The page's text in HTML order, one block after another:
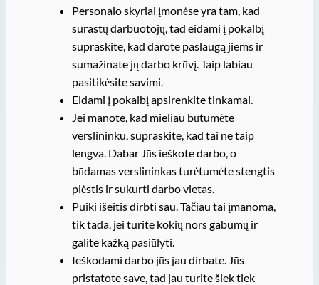
Personalo skyriai įmonėse yra tam, kad
surastų darbuotojų, tad eidami į pokalbį
supraskite, kad darote paslaugą jiems ir
sumažinate jų darbo krūvį. Taip labiau
pasitikėsite savimi.
Eidami į pokalbį apsirenkite tinkamai.
Jei manote, kad mieliau būtumėte
verslininku, supraskite, kad tai ne taip
lengva. Dabar Jūs ieškote darbo, o
būdamas verslininkas turėtumėte stengtis
plėstis ir sukurti darbo vietas.
Puiki išeitis dirbti sau. Tačiau tai įmanoma,
tik tada, jei turite kokių nors gabumų ir
galite kažką pasiūlyti.
Ieškodami darbo jūs jau dirbate. Jūs
pristatote save, tad jau turite šiek tiek